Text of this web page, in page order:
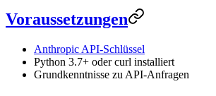
Voraussetzungen
Anthropic API-Schlüssel
Python 3.7+ oder curl installiert
Grundkenntnisse zu API-Anfragen